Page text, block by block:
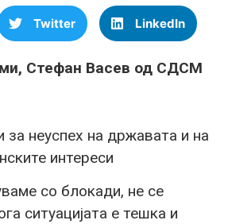
Twitter LinkedIn
Стефан Васев од СДСМ
неуспех на државата и на
интереси
со блокади, не се
ситуацијата е тешка и